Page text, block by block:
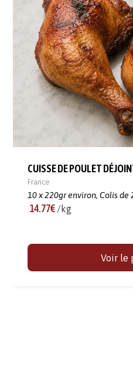
CUISSE DE POULET
France
10 x 220gr environ, Colis de
14.77€ /kg
Voir le